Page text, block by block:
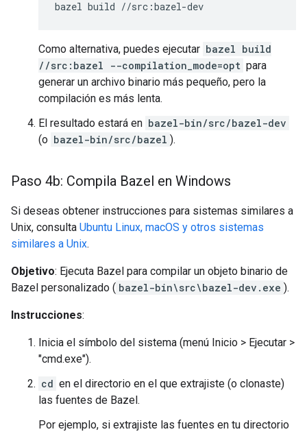
Como alternativa, puedes ejecutar bazel build
//src:bazel --compilation_mode=opt para
generar un archivo binario más pequeño, pero la
compilación es más lenta.
El resultado estará en bazel-bin/src/bazel-dev
(o bazel-bin/src/bazel ).
Paso 4b: Compila Bazel en Windows
Si deseas obtener instrucciones para sistemas similares a
Unix, consulta Ubuntu Linux, macOS y otros sistemas
similares a Unix.
Objetivo: Ejecuta Bazel para compilar un objeto binario de
Bazel personalizado ( bazel-bin\src\bazel-dev.exe ).
Instrucciones:
Inicia el símbolo del sistema (menú Inicio > Ejecutar >
"cmd.exe").
cd en el directorio en el que extrajiste (o clonaste)
las fuentes de Bazel.
Por ejemplo, si extrajiste las fuentes en tu directorio